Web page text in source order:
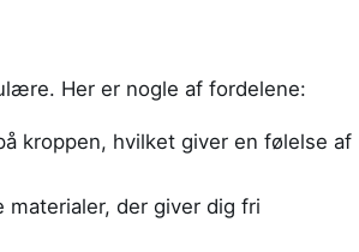
Her er nogle af fordelene:
kroppen, hvilket giver en følelse af
der giver dig fri